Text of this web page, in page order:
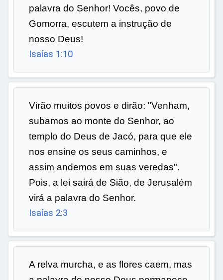
palavra do Senhor! Vocês, povo de
Gomorra, escutem a instrução de
nosso Deus!
Isaías 1:10
Virão muitos povos e dirão: "Venham,
subamos ao monte do Senhor, ao
templo do Deus de Jacó, para que ele
nos ensine os seus caminhos, e
assim andemos em suas veredas".
Pois, a lei sairá de Sião, de Jerusalém
virá a palavra do Senhor.
Isaías 2:3
A relva murcha, e as flores caem, mas